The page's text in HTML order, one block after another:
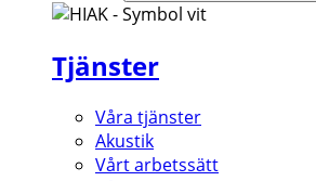
Tjänster
Våra tjänster
Akustik
Vårt arbetssätt